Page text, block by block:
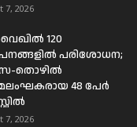
7, 2026
120
പരിശോധന;
തൊഴിൽ
48 പേർ
7, 2026